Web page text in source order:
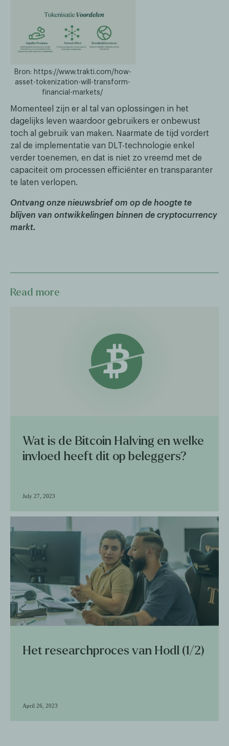
Bron: https://www.trakti.com/how-
asset-tokenization-will-transform-
financial-markets/
Momenteel zijn er al tal van oplossingen in het
dagelijks leven waardoor gebruikers er onbewust
toch al gebruik van maken. Naarmate de tijd vordert
zal de implementatie van DLT-technologie enkel
verder toenemen, en dat is niet zo vreemd met de
capaciteit om processen efficiënter en transparanter
te laten verlopen.
Ontvang onze nieuwsbrief om op de hoogte te
blijven van ontwikkelingen binnen de cryptocurrency
markt.
Read more
Wat is de Bitcoin Halving en welke
invloed heeft dit op beleggers?
July 27, 2023
Het researchproces van Hodl (1/2)
April 26, 2023